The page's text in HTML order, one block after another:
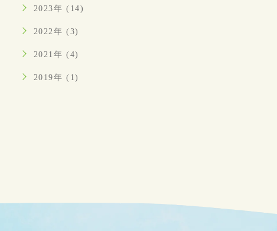
2023年 (14)
2022年 (3)
2021年 (4)
2019年 (1)